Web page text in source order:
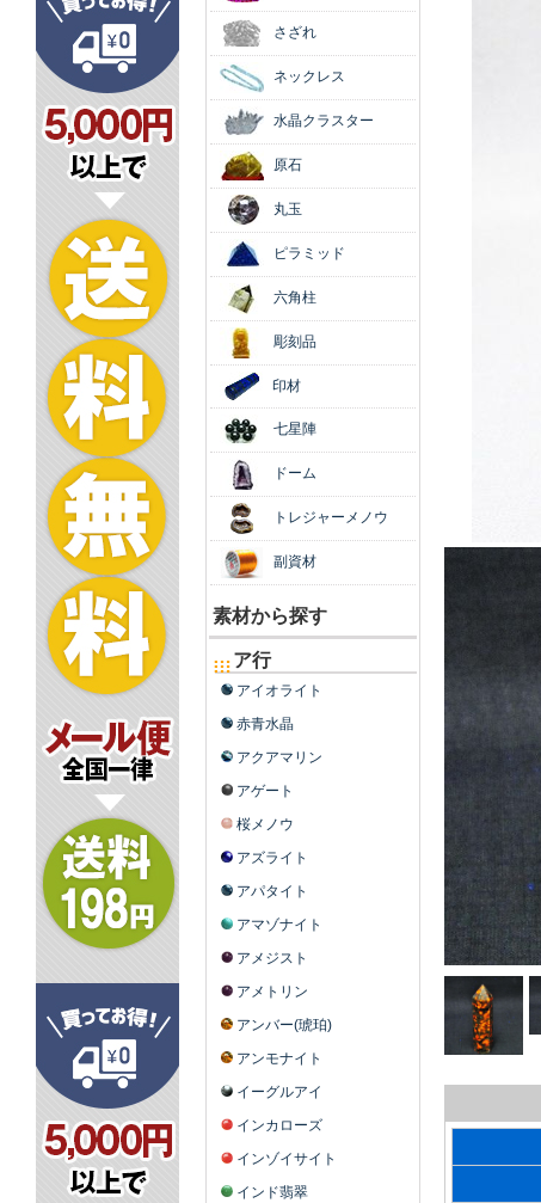
さざれ
ネックレス
水晶クラスター
原石
丸玉
ピラミッド
六角柱
彫刻品
印材
七星陣
ドーム
トレジャーメノウ
副資材
素材から探す
ア行
アイオライト
赤青水晶
アクアマリン
アゲート
桜メノウ
アズライト
アパタイト
アマゾナイト
アメジスト
アメトリン
アンバー(琥珀)
アンモナイト
イーグルアイ
インカローズ
インゾイサイト
インド翡翠